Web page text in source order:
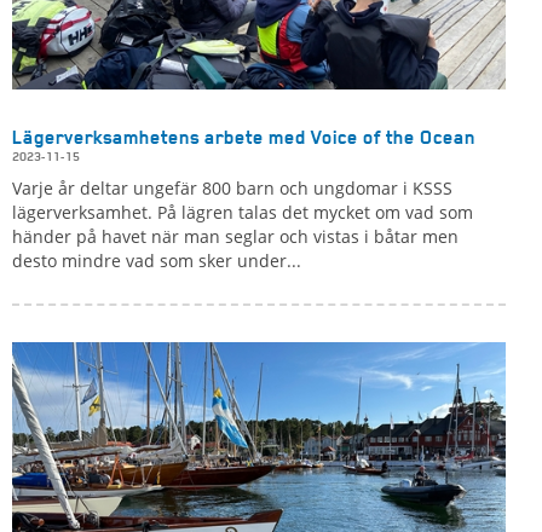
Lägerverksamhetens arbete med Voice of the Ocean
2023-11-15
Varje år deltar ungefär 800 barn och ungdomar i KSSS
lägerverksamhet. På lägren talas det mycket om vad som
händer på havet när man seglar och vistas i båtar men
desto mindre vad som sker under...